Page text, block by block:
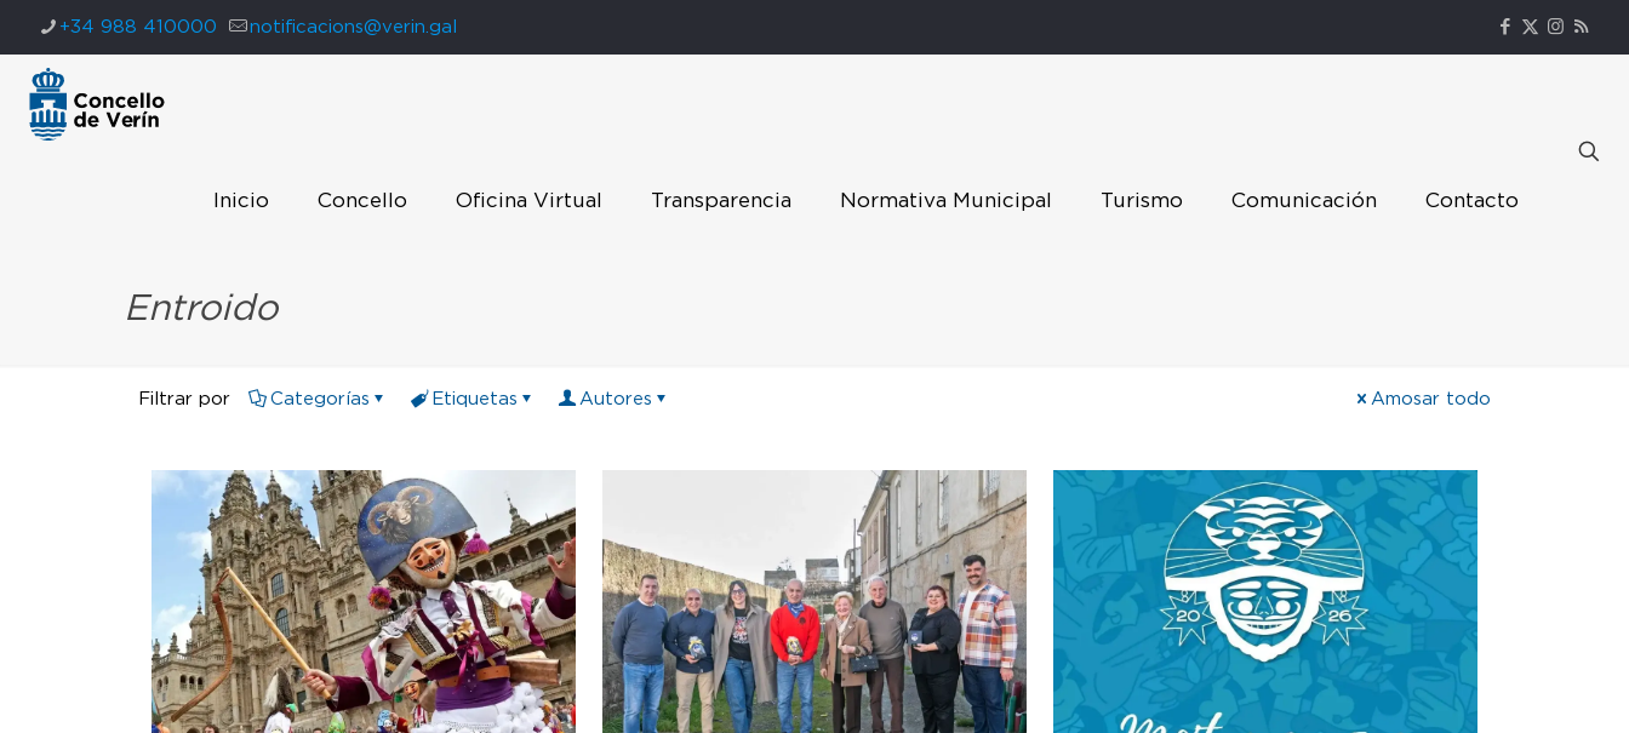
+34 988 410000 notificacions@verin.gal
Inicio Concello Oficina Virtual Transparencia Normativa Municipal Turismo Comunicación Contacto
Entroido
Filtrar por Categorías Etiquetas Autores Amosar todo